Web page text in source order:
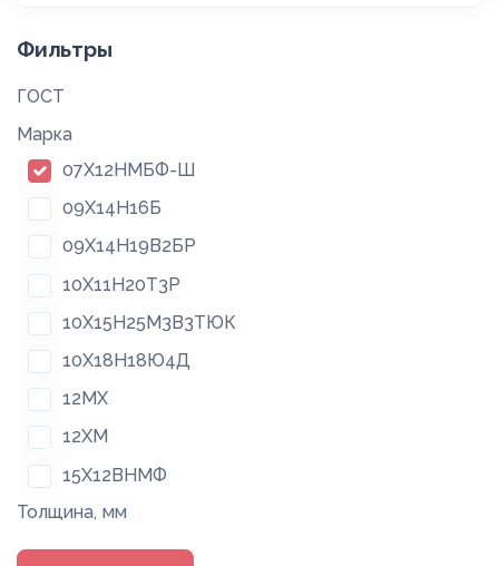
Фильтры
ГОСТ
Марка
07Х12НМБФ-Ш
09Х14Н16Б
09Х14Н19В2БР
10Х11Н20Т3Р
10Х15Н25М3В3ТЮК
10Х18Н18Ю4Д
12МХ
12ХМ
15Х12ВНМФ
15Х5
15Х5ВФ
Толщина, мм